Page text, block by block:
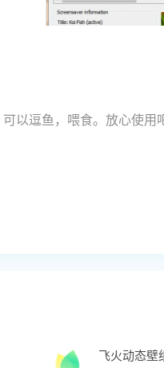
以逗鱼，喂食。放心使用
飞火动态壁